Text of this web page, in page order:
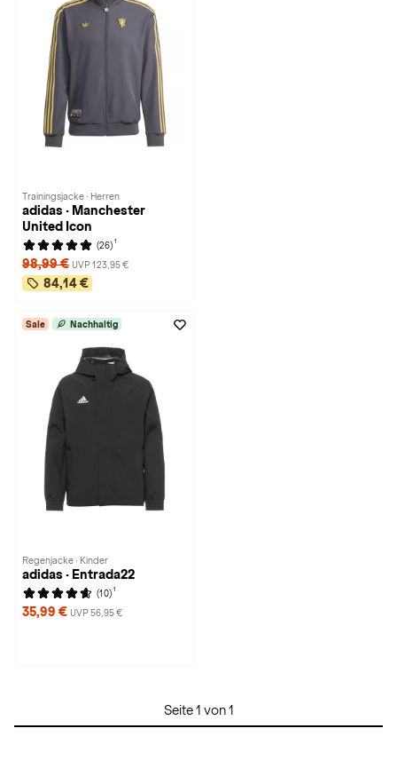
Trainingsjacke · Herren
adidas · Manchester
United Icon
(26) 1
98,99 € UVP 123,95 €
84,14 €
Sale Nachhaltig
Regenjacke · Kinder
adidas · Entrada22
(10) 1
35,99 € UVP 56,95 €
Seite 1 von 1